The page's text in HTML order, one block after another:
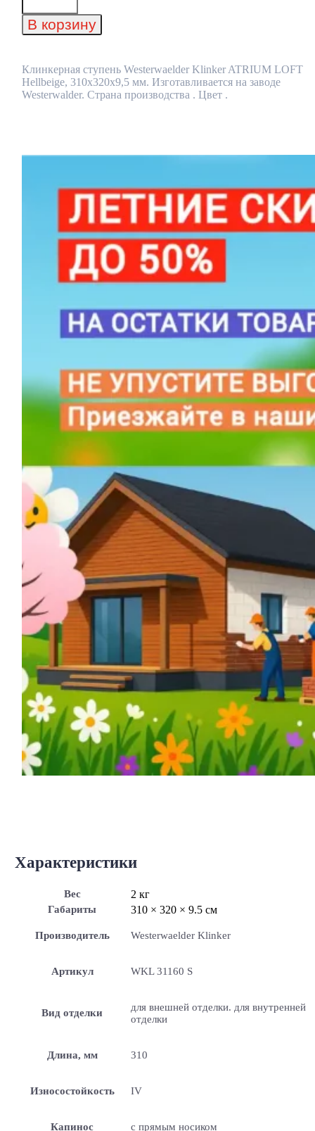
ступень
Westerwaelder
LOFT
Hellbeige,
310x320x9,5
В корзину
Клинкерная ступень Westerwaelder Klinker ATRIUM LOFT
Hellbeige, 310x320x9,5 мм. Изготавливается на заводе
Westerwalder. Страна производства . Цвет .
Характеристики
Вес 2 кг
Габариты 310 × 320 × 9.5 см
Производитель Westerwaelder Klinker
Артикул WKL 31160 S
Вид отделки
для внешней отделки. для внутренней
отделки
Длина, мм 310
Износостойкость IV
Капинос с прямым носиком